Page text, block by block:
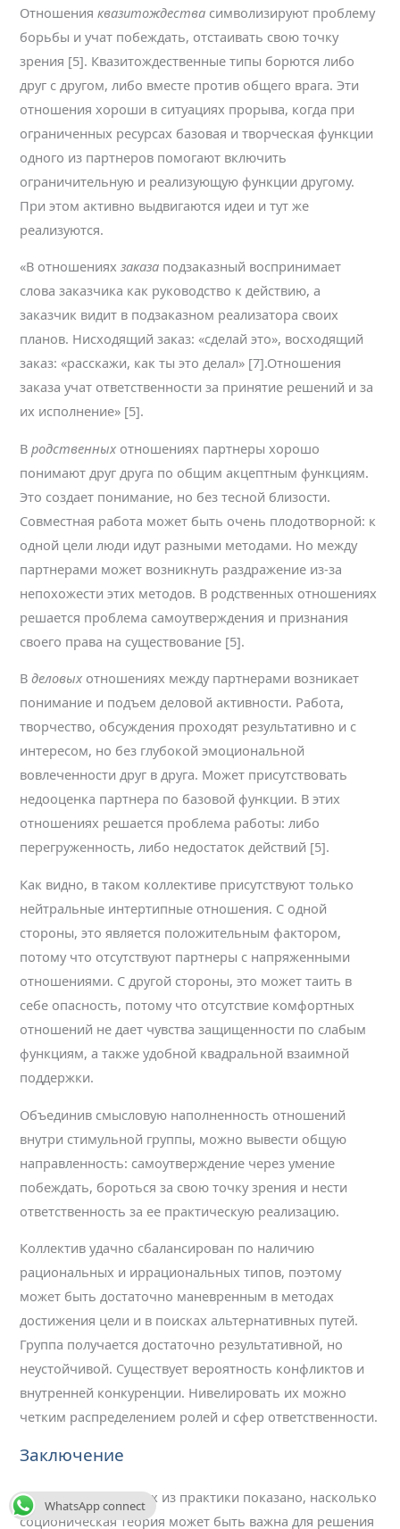
Отношенияквазитождества символизируют проблему
борьбы и учат побеждать, отстаивать свою точку
зрения [5]. Квазитождественные типы борются либо
друг с другом, либо вместе против общего врага. Эти
отношения хороши в ситуациях прорыва, когда при
ограниченных ресурсах базовая и творческая функции
одного из партнеров помогают включить
ограничительную и реализующую функции другому.
При этом активно выдвигаются идеи и тут же
реализуются.
«В отношенияхзаказа подзаказный воспринимает
слова заказчика как руководство к действию, а
заказчик видит в подзаказном реализатора своих
планов. Нисходящий заказ: «сделай это», восходящий
заказ: «расскажи, как ты это делал» [7].Отношения
заказа учат ответственности за принятие решений и за
их исполнение» [5].
Вродственных отношениях партнеры хорошо
понимают друг друга по общим акцептным функциям.
Это создает понимание, но без тесной близости.
Совместная работа может быть очень плодотворной: к
одной цели люди идут разными методами. Но между
партнерами может возникнуть раздражение из-за
непохожести этих методов. В родственных отношениях
решается проблема самоутверждения и признания
своего права на существование [5].
Вделовых отношениях между партнерами возникает
понимание и подъем деловой активности. Работа,
творчество, обсуждения проходят результативно и с
интересом, но без глубокой эмоциональной
вовлеченности друг в друга. Может присутствовать
недооценка партнера по базовой функции. В этих
отношениях решается проблема работы: либо
перегруженность, либо недостаток действий [5].
Как видно, в таком коллективе присутствуют только
нейтральные интертипные отношения. С одной
стороны, это является положительным фактором,
потому что отсутствуют партнеры с напряженными
отношениями. С другой стороны, это может таить в
себе опасность, потому что отсутствие комфортных
отношений не дает чувства защищенности по слабым
функциям, а также удобной квадральной взаимной
поддержки.
Объединив смысловую наполненность отношений
внутри стимульной группы, можно вывести общую
направленность: самоутверждение через умение
побеждать, бороться за свою точку зрения и нести
ответственность за ее практическую реализацию.
Коллектив удачно сбалансирован по наличию
рациональных и иррациональных типов, поэтому
может быть достаточно маневренным в методах
достижения цели и в поисках альтернативных путей.
Группа получается достаточно результативной, но
неустойчивой. Существует вероятность конфликтов и
внутренней конкуренции. Нивелировать их можно
четким распределением ролей и сфер ответственности.
Заключение
В статье на примерах из практики показано, насколько
соционическая теория может быть важна для решения
WhatsApp connect